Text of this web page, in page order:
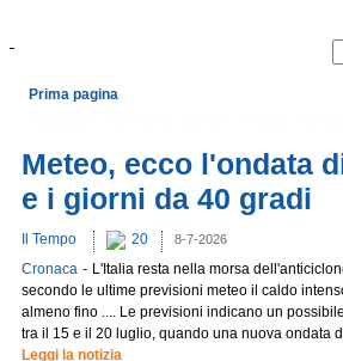
Prima pagina
Meteo, ecco l'ondata
e i giorni da 40 gradi
Il Tempo 20 8-7-2026
Cronaca - L'Italia resta nella morsa
secondo le ultime previsioni meteo il caldo
almeno fino .... Le previsioni indicano un
tra il 15 e il 20 luglio, quando una nuova ondata
Leggi la notizia